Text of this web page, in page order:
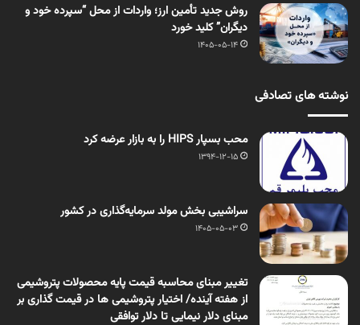
روش جدید تأمین ارز؛ واردات از محل “سپرده خود و
دیگران” کلید خورد
1405-05-14
نوشته های تصادفی
محب بسپار HIPS را به بازار عرضه کرد
1394-12-15
سراشیبی بخش مولد سرمایه‌گذاری در کشور
1405-05-03
تغییر مبنای محاسبه قیمت پایه محصولات پتروشیمی
از هفته آینده/ اختیار پتروشیمی ها در قیمت گذاری بر
مبنای دلار نیمایی تا دلار توافقی